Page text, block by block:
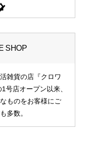
SHOP
雑貨の店『クロワ
号店オープン以来、
ものをお客様にご
多数。